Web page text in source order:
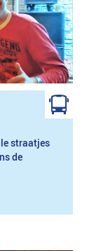
straatjes
de